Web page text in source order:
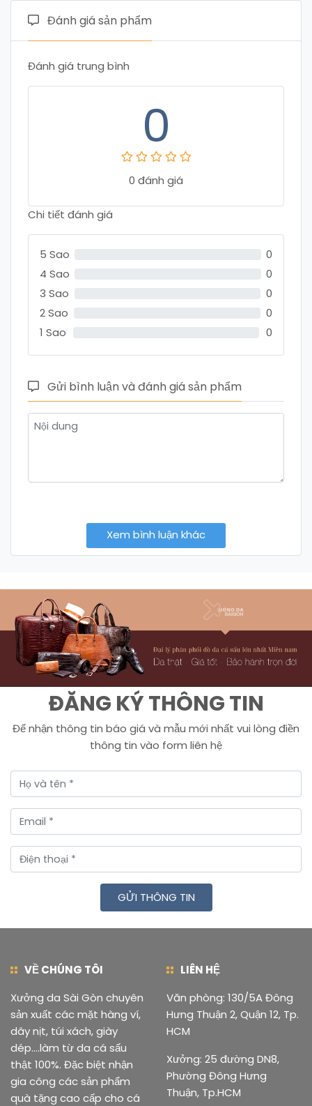
Đánh giá sản phẩm
Đánh giá trung bình
0
0 đánh giá
Chi tiết đánh giá
5 Sao
0
4 Sao
0
3 Sao
0
2 Sao
0
1 Sao
0
Gửi bình luận và đánh giá sản phẩm
Xem bình luận khác
ĐĂNG KÝ THÔNG TIN
Để nhận thông tin báo giá và mẫu mới nhất vui lòng điền
thông tin vào form liên hệ
GỬI THÔNG TIN
VỀ CHÚNG TÔI
Xưởng da Sài Gòn chuyên
sản xuất các mặt hàng ví,
dây nịt, túi xách, giày
dép....làm từ da cá sấu
thật 100%. Đặc biệt nhận
gia công các sản phẩm
quà tặng cao cấp cho cá
LIÊN HỆ
Văn phòng: 130/5A Đông
Hưng Thuận 2, Quận 12, Tp.
HCM
Xưởng: 25 đường DN8,
Phường Đông Hưng
Thuận, Tp.HCM